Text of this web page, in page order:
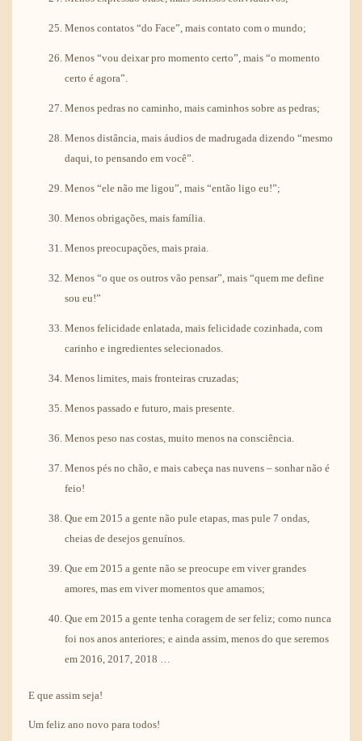
Menos contatos “do Face”, mais contato com o mundo;
Menos “vou deixar pro momento certo”, mais “o momento
certo é agora”.
Menos pedras no caminho, mais caminhos sobre as pedras;
Menos distância, mais áudios de madrugada dizendo “mesmo
daqui, to pensando em você”.
Menos “ele não me ligou”, mais “então ligo eu!”;
Menos obrigações, mais família.
Menos preocupações, mais praia.
Menos “o que os outros vão pensar”, mais “quem me define
sou eu!”
Menos felicidade enlatada, mais felicidade cozinhada, com
carinho e ingredientes selecionados.
Menos limites, mais fronteiras cruzadas;
Menos passado e futuro, mais presente.
Menos peso nas costas, muito menos na consciência.
Menos pés no chão, e mais cabeça nas nuvens – sonhar não é
feio!
Que em 2015 a gente não pule etapas, mas pule 7 ondas,
cheias de desejos genuínos.
Que em 2015 a gente não se preocupe em viver grandes
amores, mas em viver momentos que amamos;
Que em 2015 a gente tenha coragem de ser feliz; como nunca
foi nos anos anteriores; e ainda assim, menos do que seremos
em 2016, 2017, 2018 …
E que assim seja!
Um feliz ano novo para todos!